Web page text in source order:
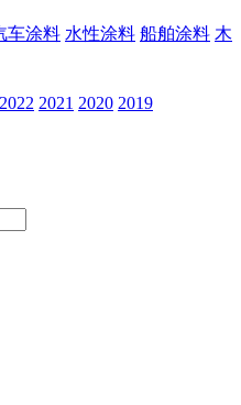
车涂料 水性涂料 船舶涂料 木
2022 2021 2020 2019